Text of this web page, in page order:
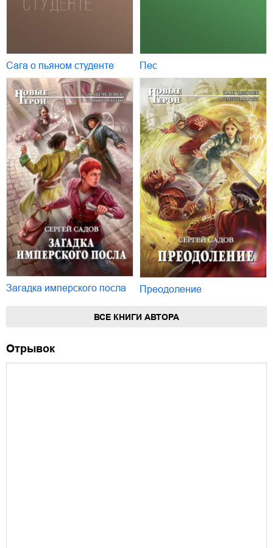
Сага о пьяном студенте Пес
Загадка имперского посла Преодоление
ВСЕ КНИГИ АВТОРА
Отрывок